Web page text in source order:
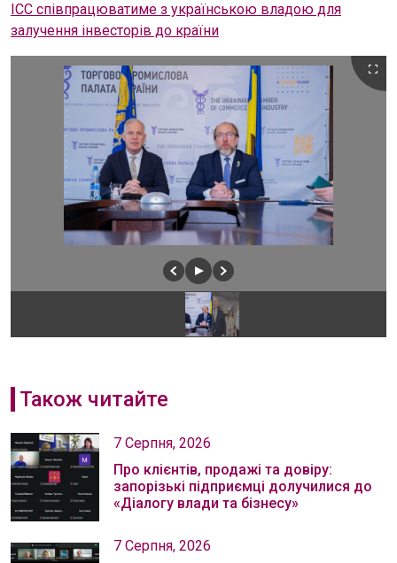
ICC співпрацюватиме з українською владою для
залучення інвесторів до країни
Також читайте
7 Серпня, 2026
Про клієнтів, продажі та довіру:
запорізькі підприємці долучилися до
«Діалогу влади та бізнесу»
7 Серпня, 2026